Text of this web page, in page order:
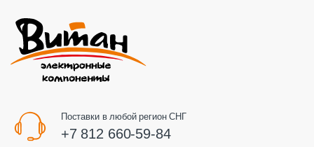
Поставки в любой регион СНГ
+7 812 660-59-84